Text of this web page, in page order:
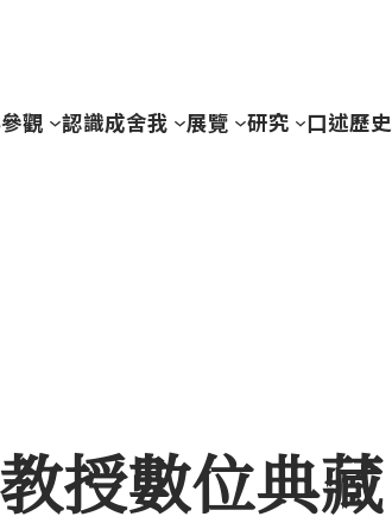
觀 認識成舍我 展覽 研究 口述歷史
授數位典藏